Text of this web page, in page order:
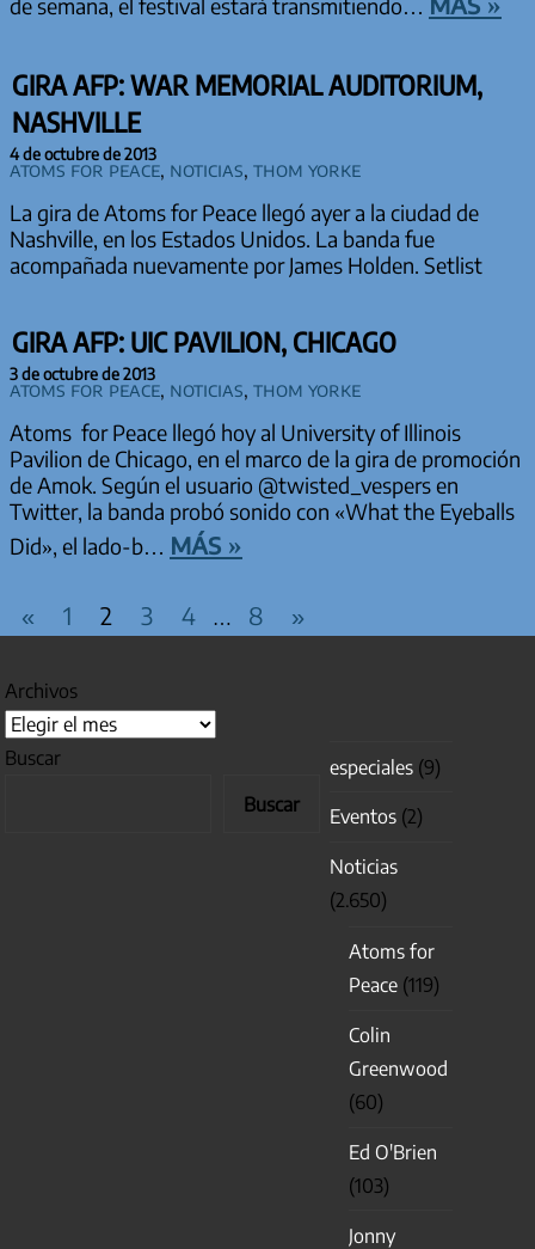
de semana, el festival estará transmitiendo…
GIRA AFP: WAR MEMORIAL AUDITORIUM,
NASHVILLE
4 de octubre de 2013
Atoms for Peace, Noticias, Thom Yorke
La gira de Atoms for Peace llegó ayer a la ciudad de
Nashville, en los Estados Unidos. La banda fue
acompañada nuevamente por James Holden. Setlist
GIRA AFP: UIC PAVILION, CHICAGO
3 de octubre de 2013
Atoms for Peace, Noticias, Thom Yorke
Atoms for Peace llegó hoy al University of Illinois
Pavilion de Chicago, en el marco de la gira de promoción
de Amok. Según el usuario @twisted_vespers en
Twitter, la banda probó sonido con «What the Eyeballs
Did», el lado-b… más »
PAGINACIÓN DE ENTRADAS
« Entradas
1 2 3 4 … 8
Entradas
»
Archivos
Buscar
Buscar
especiales (9)
Eventos (2)
Noticias
(2.650)
Atoms for
Peace (119)
Colin
Greenwood
(60)
Ed O'Brien
(103)
Jonny